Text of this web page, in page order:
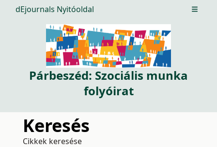
dEjournals Nyitóoldal Open
Párbeszéd: Szociális munka
folyóirat
Keresés
Cikkek keresése